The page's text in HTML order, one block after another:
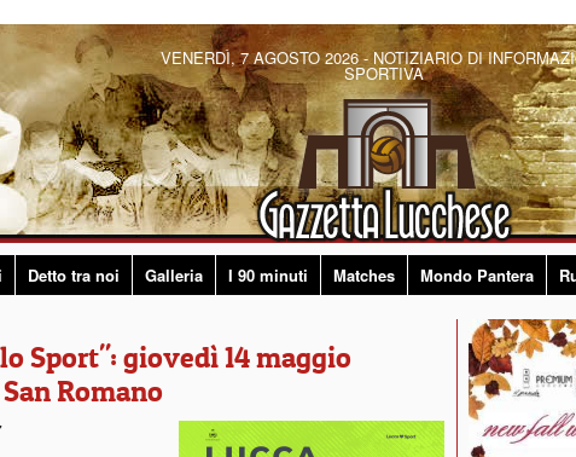
VENERDÌ, 7 AGOSTO 2026 - NOTIZIARIO DI
SPORTIVA
Detto tra noi Galleria I 90 minuti Matches Mondo Pantera
Sport": giovedì 14 maggio
Romano